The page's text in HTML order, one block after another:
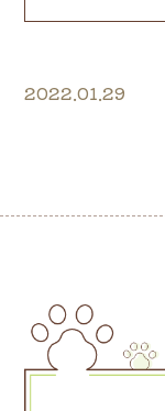
2022.01.29